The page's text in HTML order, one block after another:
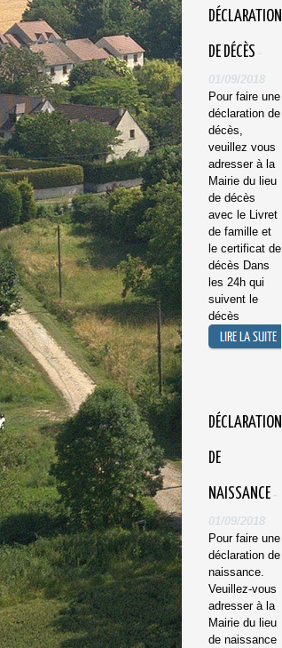
DÉCLARATION
DE DÉCÈS -
01/09/2018
Pour faire une
déclaration de
décès,
veuillez vous
adresser à la
Mairie du lieu
de décès
avec le Livret
de famille et
le certificat de
décès Dans
les 24h qui
suivent le
décès
DÉCLARATION
DE
NAISSANCE -
01/09/2018
Pour faire une
déclaration de
naissance.
Veuillez-vous
adresser à la
Mairie du lieu
de naissance